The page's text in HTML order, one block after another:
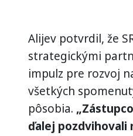
Alijev potvrdil, že
strategickými
impulz pre rozvoj
všetkých
pôsobia.
ďalej pozdvihovali